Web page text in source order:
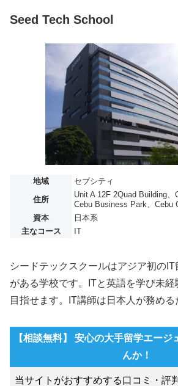
Seed Tech School
地域
セブシティ
住所
Unit A 12F 2Quad Building、
Cebu Business Park、Cebu
資本
日本系
主なコース
IT
シードテックスクールはアジア初の
がある学校です。ITと英語を学び未
目指せます。IT講師は日本人が務める
【相談無料】 安心の大手留学エー
んか！
当サイトがおすすめする口コミ・評